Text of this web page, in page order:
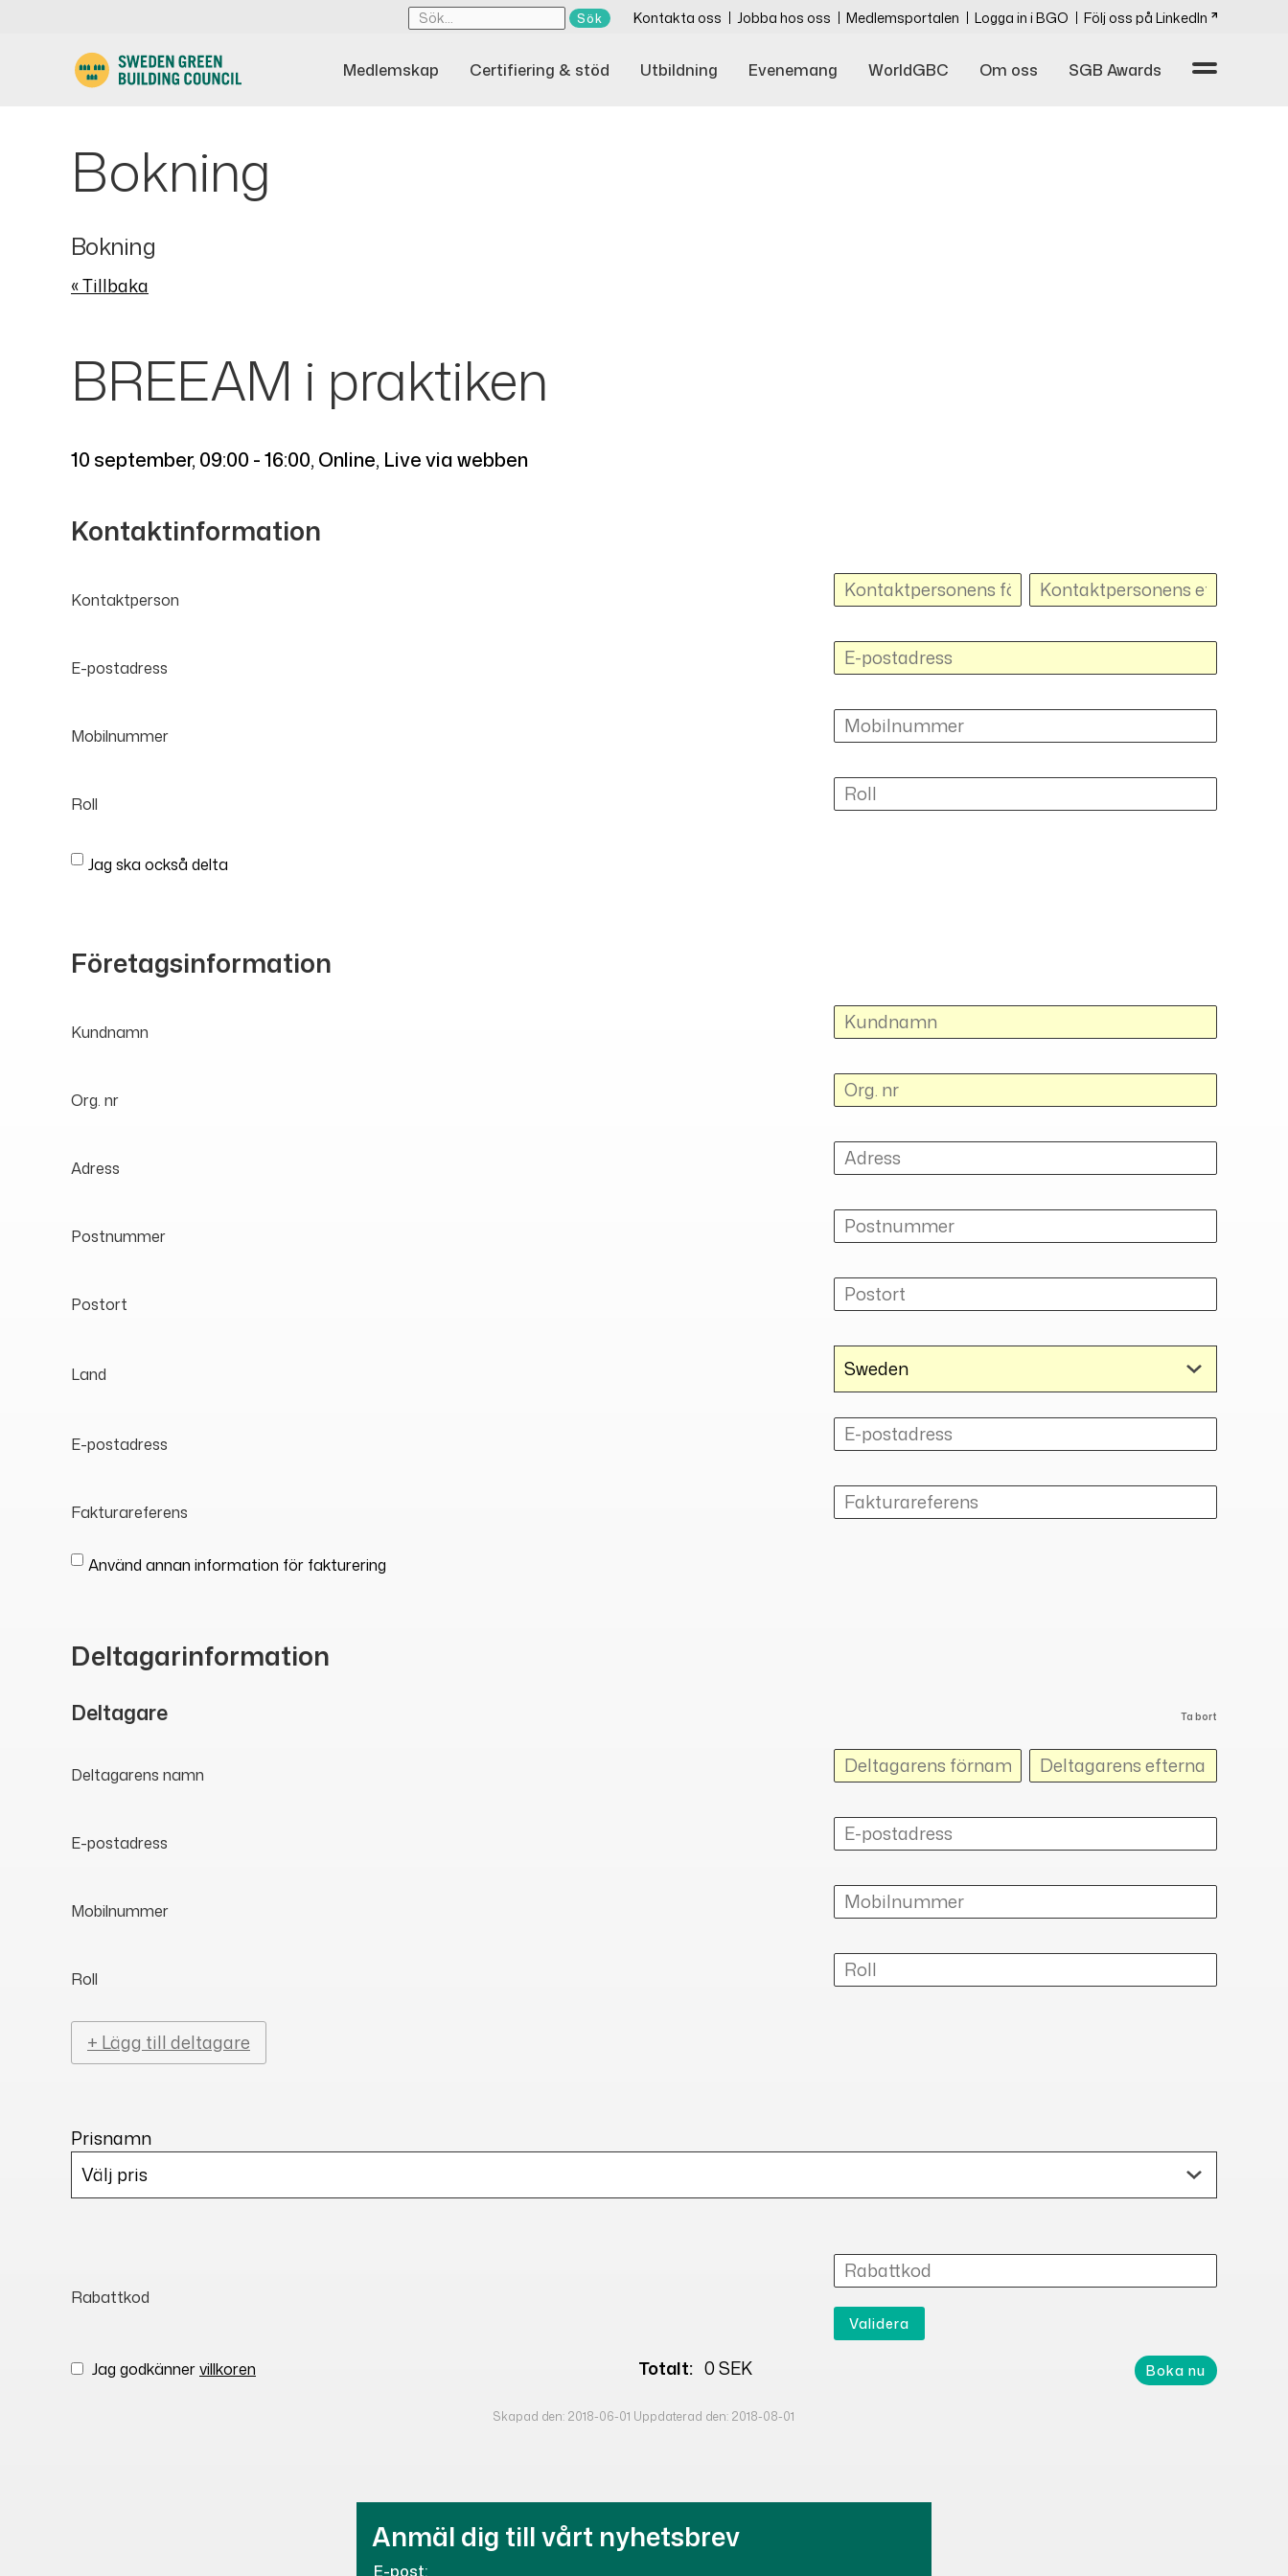
Kontakta oss Jobba hos oss Medlemsportalen Logga in i BGO Följ oss på LinkedIn
Medlemskap Certifiering & stöd Utbildning Evenemang WorldGBC Om oss SGB Awards
Bokning
Bokning
« Tillbaka
BREEAM i praktiken
10 september, 09:00 - 16:00, Online, Live via webben
Kontaktinformation
Kontaktperson
E-postadress
Mobilnummer
Roll
Jag ska också delta
Företagsinformation
Kundnamn
Org. nr
Adress
Postnummer
Postort
Land
E-postadress
Fakturareferens
Använd annan information för fakturering
Deltagarinformation
Deltagare Ta bort
Deltagarens namn
E-postadress
Mobilnummer
Roll
+ Lägg till deltagare
Prisnamn
Rabattkod
Validera
Jag godkännervillkoren Totalt: 0 SEK
Skapad den: 2018-06-01 Uppdaterad den: 2018-08-01
Anmäl dig till vårt nyhetsbrev
E-post: